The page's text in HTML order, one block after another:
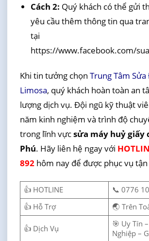
Cách 2: Quý khách có thể gửi
yêu cầu thêm thông tin qua
tại
https://www.facebook.com/
Khi tin tưởng chọn Trung Tâm
Limosa, quý khách hoàn toàn an
lượng dịch vụ. Đội ngũ kỹ thuật
năm kinh nghiệm và trình độ
trong lĩnh vựcsửa máy huỷ giấy
Phú. Hãy liên hệ ngay với
892hôm nay để được phục vụ
👍 HOTLINE
📞 0776
👍 Hỗ Trợ
🌏 Trên
👍 Dịch Vụ
🎯 Uy Tín
Nghiệp –